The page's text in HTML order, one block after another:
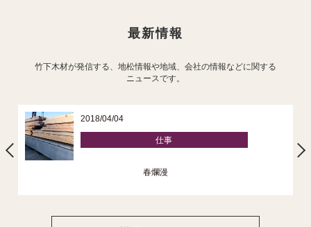
最新情報
竹下木材が発信する、地松情報や地域、会社の情報などに関する
ニュースです。
2018/04/04
仕事
春爛漫